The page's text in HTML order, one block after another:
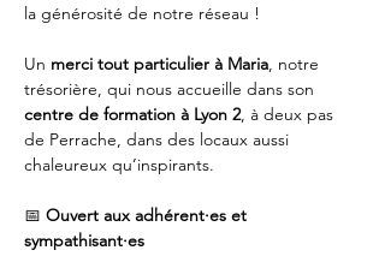
la générosité de notre réseau !
Un merci tout particulier à Maria, notre
trésorière, qui nous accueille dans son
centre de formation à Lyon 2, à deux pas
de Perrache, dans des locaux aussi
chaleureux qu’inspirants.
📅 Ouvert aux adhérent·es et
sympathisant·es